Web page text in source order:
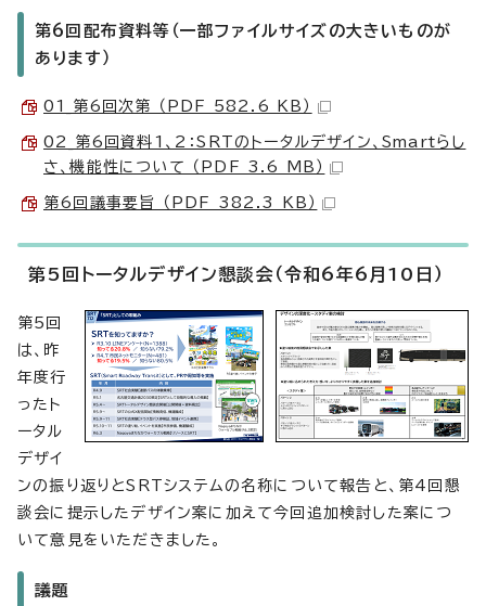
第6回配布資料等（一部ファイルサイズの大きいものが
あります）
01_第6回次第 （PDF 582.6 KB）
02_第6回資料1、2：SRTのトータルデザイン、Smartらし
さ、機能性について （PDF 3.6 MB）
第6回議事要旨 （PDF 382.3 KB）
第5回トータルデザイン懇談会（令和6年6月10日）
第5回
は、昨
年度行
ったト
ータル
デザイ
ンの振り返りとSRTシステムの名称について報告と、第4回懇
談会に提示したデザイン案に加えて今回追加検討した案につ
いて意見をいただきました。
議題